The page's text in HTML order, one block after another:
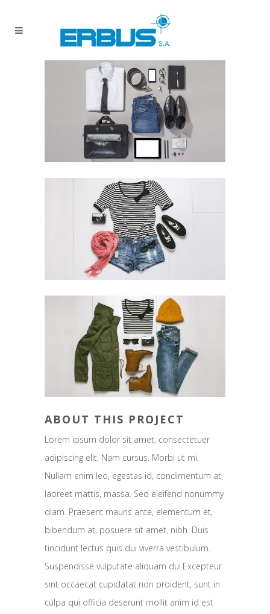
ABOUT THIS PROJECT
Lorem ipsum dolor sit amet, consectetuer
adipiscing elit. Nam cursus. Morbi ut mi.
Nullam enim leo, egestas id, condimentum at,
laoreet mattis, massa. Sed eleifend nonummy
diam. Praesent mauris ante, elementum et,
bibendum at, posuere sit amet, nibh. Duis
tincidunt lectus quis dui viverra vestibulum.
Suspendisse vulputate aliquam dui.Excepteur
sint occaecat cupidatat non proident, sunt in
culpa qui officia deserunt mollit anim id est